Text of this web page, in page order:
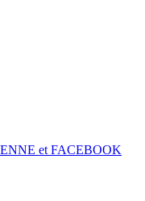
et FACEBOOK